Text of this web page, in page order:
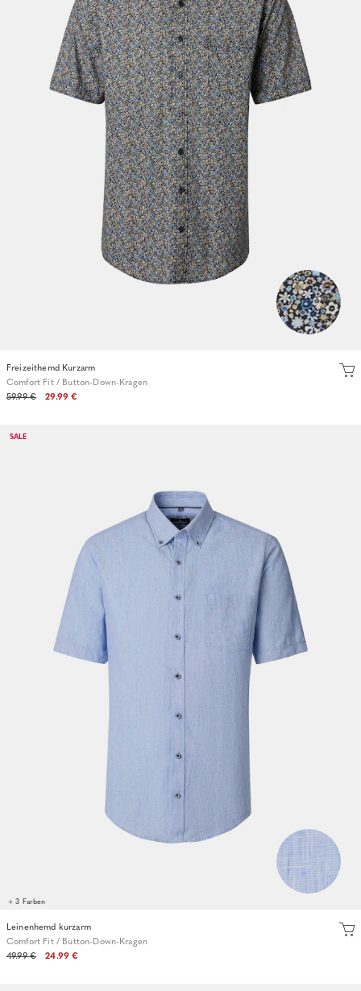
Freizeithemd Kurzarm
Comfort Fit / Button-Down-Kragen
59.99 €
29.99 €
SALE
+ 3 Farben
Leinenhemd kurzarm
Comfort Fit / Button-Down-Kragen
49.99 €
24.99 €